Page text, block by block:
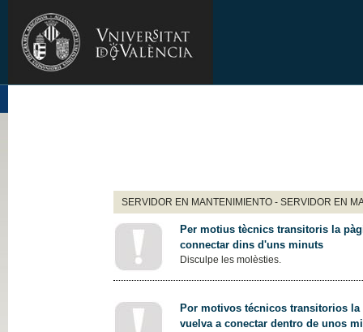
SERVIDOR EN MANTENIMIENTO - SERVIDOR EN
Per motius tècnics transitoris la
connectar dins d'uns minuts
Disculpe les molèsties.
Por motivos técnicos transitorios
vuelva a conectar dentro de unos